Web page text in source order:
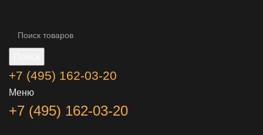
+7 (495) 162-03-20
Меню
+7 (495) 162-03-20